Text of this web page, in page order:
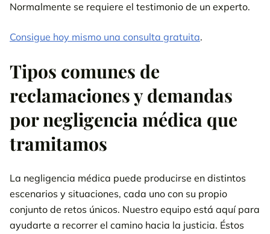
Normalmente se requiere el testimonio de un experto.
Consigue hoy mismo una consulta gratuita.
Tipos comunes de
reclamaciones y demandas
por negligencia médica que
tramitamos
La negligencia médica puede producirse en distintos
escenarios y situaciones, cada uno con su propio
conjunto de retos únicos. Nuestro equipo está aquí para
ayudarte a recorrer el camino hacia la justicia. Éstos